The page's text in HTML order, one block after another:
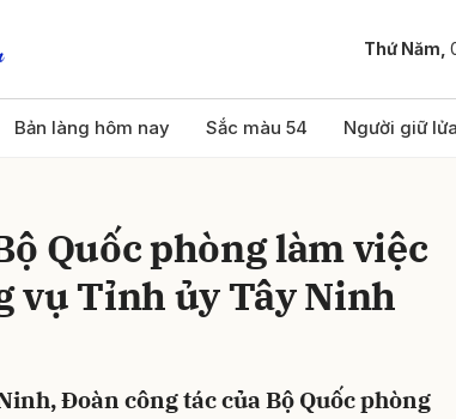
Thứ Năm,
Bản làng hôm nay Sắc màu 54 Người giữ lửa
Quốc phòng làm việc
vụ Tỉnh ủy Tây Ninh
Đoàn công tác của Bộ Quốc phòng
bình luận
Hủy